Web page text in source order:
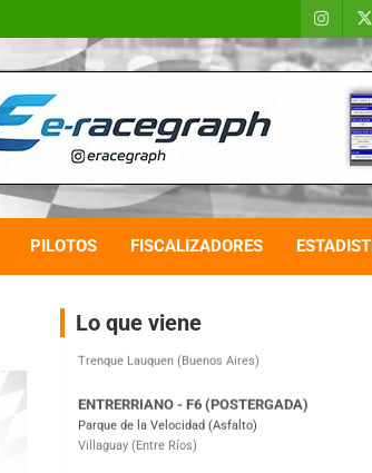
PILOTOS FISCALIZADORES
Lo que viene
COBERTURA ESPECIAL DE E-KART.COM.AR
08/09-AGO
IAME SERIES ARGENTINA 6
Ramiro Tot (Asfalto)
Baradero (Buenos Aires)
KDO - F6
ENTRERRIANO - F6 (POSTERGADA)
Parque de la Velocidad (Asfalto)
VICTORIENSE - F7
El Cerro (Tierra)